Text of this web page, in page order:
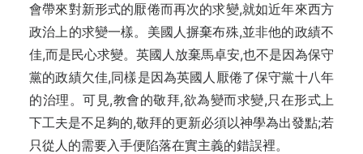
會帶來對新形式的厭倦而再次的求變,就如近年來西方
政治上的求變一樣。美國人摒棄布殊,並非他的政績不
佳,而是民心求變。英國人放棄馬卓安,也不是因為保守
黨的政績欠佳,同樣是因為英國人厭倦了保守黨十八年
的治理。可見,教會的敬拜,欲為變而求變,只在形式上
下工夫是不足夠的,敬拜的更新必須以神學為出發點;若
只從人的需要入手便陷落在實主義的錯誤裡。